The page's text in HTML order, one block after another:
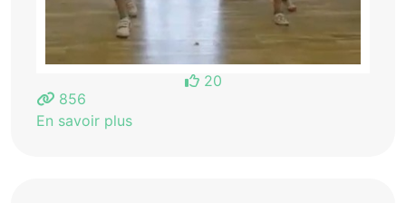
20
856
En savoir plus